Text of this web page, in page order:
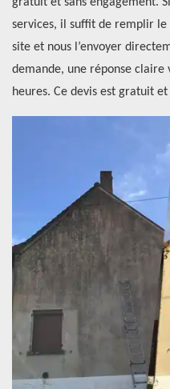
gratuit et sans engagement.
services, il suffit de remplir
site et nous l’envoyer
demande, une réponse claire
heures. Ce devis est gratuit